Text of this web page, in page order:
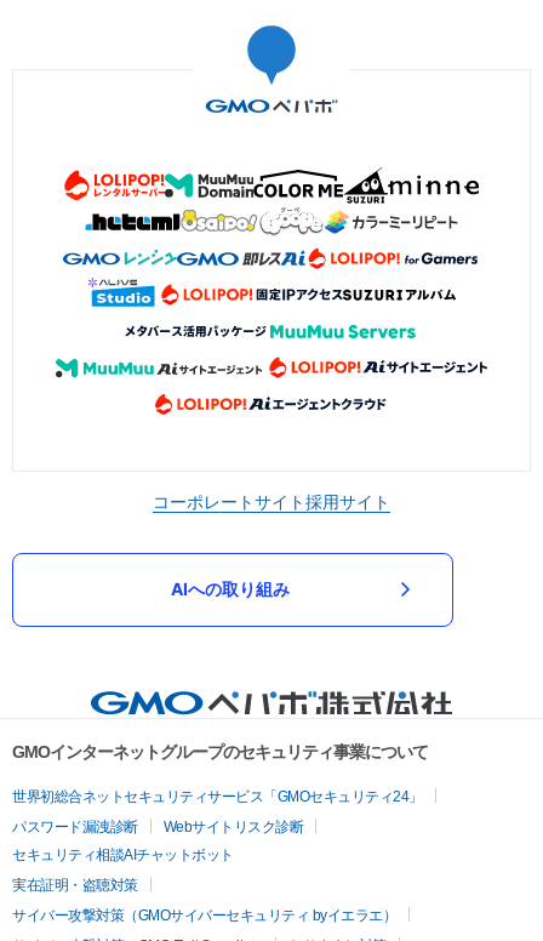
コーポレートサイト採用サイト
AIへの取り組み
GMOインターネットグループのセキュリティ事業について
世界初総合ネットセキュリティサービス「GMOセキュリティ24」
パスワード漏洩診断
Webサイトリスク診断
セキュリティ相談AIチャットボット
実在証明・盗聴対策
サイバー攻撃対策（GMOサイバーセキュリティ byイエラエ）